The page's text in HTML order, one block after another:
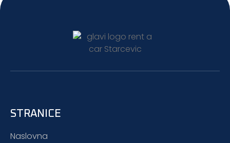
STRANICE
Naslovna